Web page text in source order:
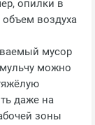
опилки в
воздуха
мусор
можно
даже на
зоны